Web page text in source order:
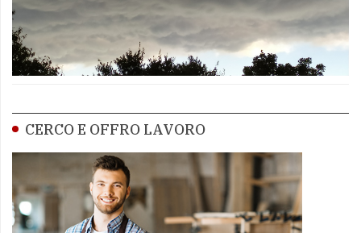
CERCO E OFFRO LAVORO